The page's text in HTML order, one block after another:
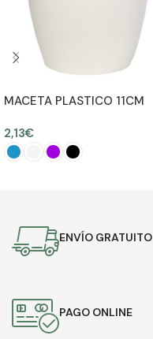
MACETA PLASTICO 11CM
2,13€
ENVÍO GRATUITO
PAGO ONLINE